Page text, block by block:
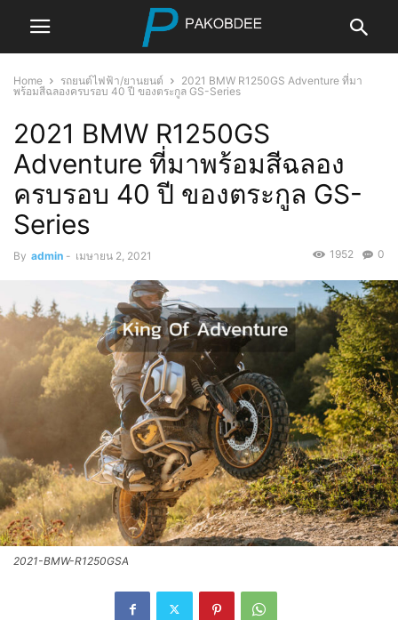
Home รถยนต์ไฟฟ้า/ยานยนต์
2021 BMW R1250GS Adventure ที่มา
พร้อมสีฉลองครบรอบ 40 ปี ของตระกูล GS-Series
2021 BMW R1250GS
Adventure ที่มาพร้อมสีฉลอง
ครบรอบ 40 ปี ของตระกูล GS-
Series
By admin - เมษายน 2, 2021 0
1952
2021-BMW-R1250GSA